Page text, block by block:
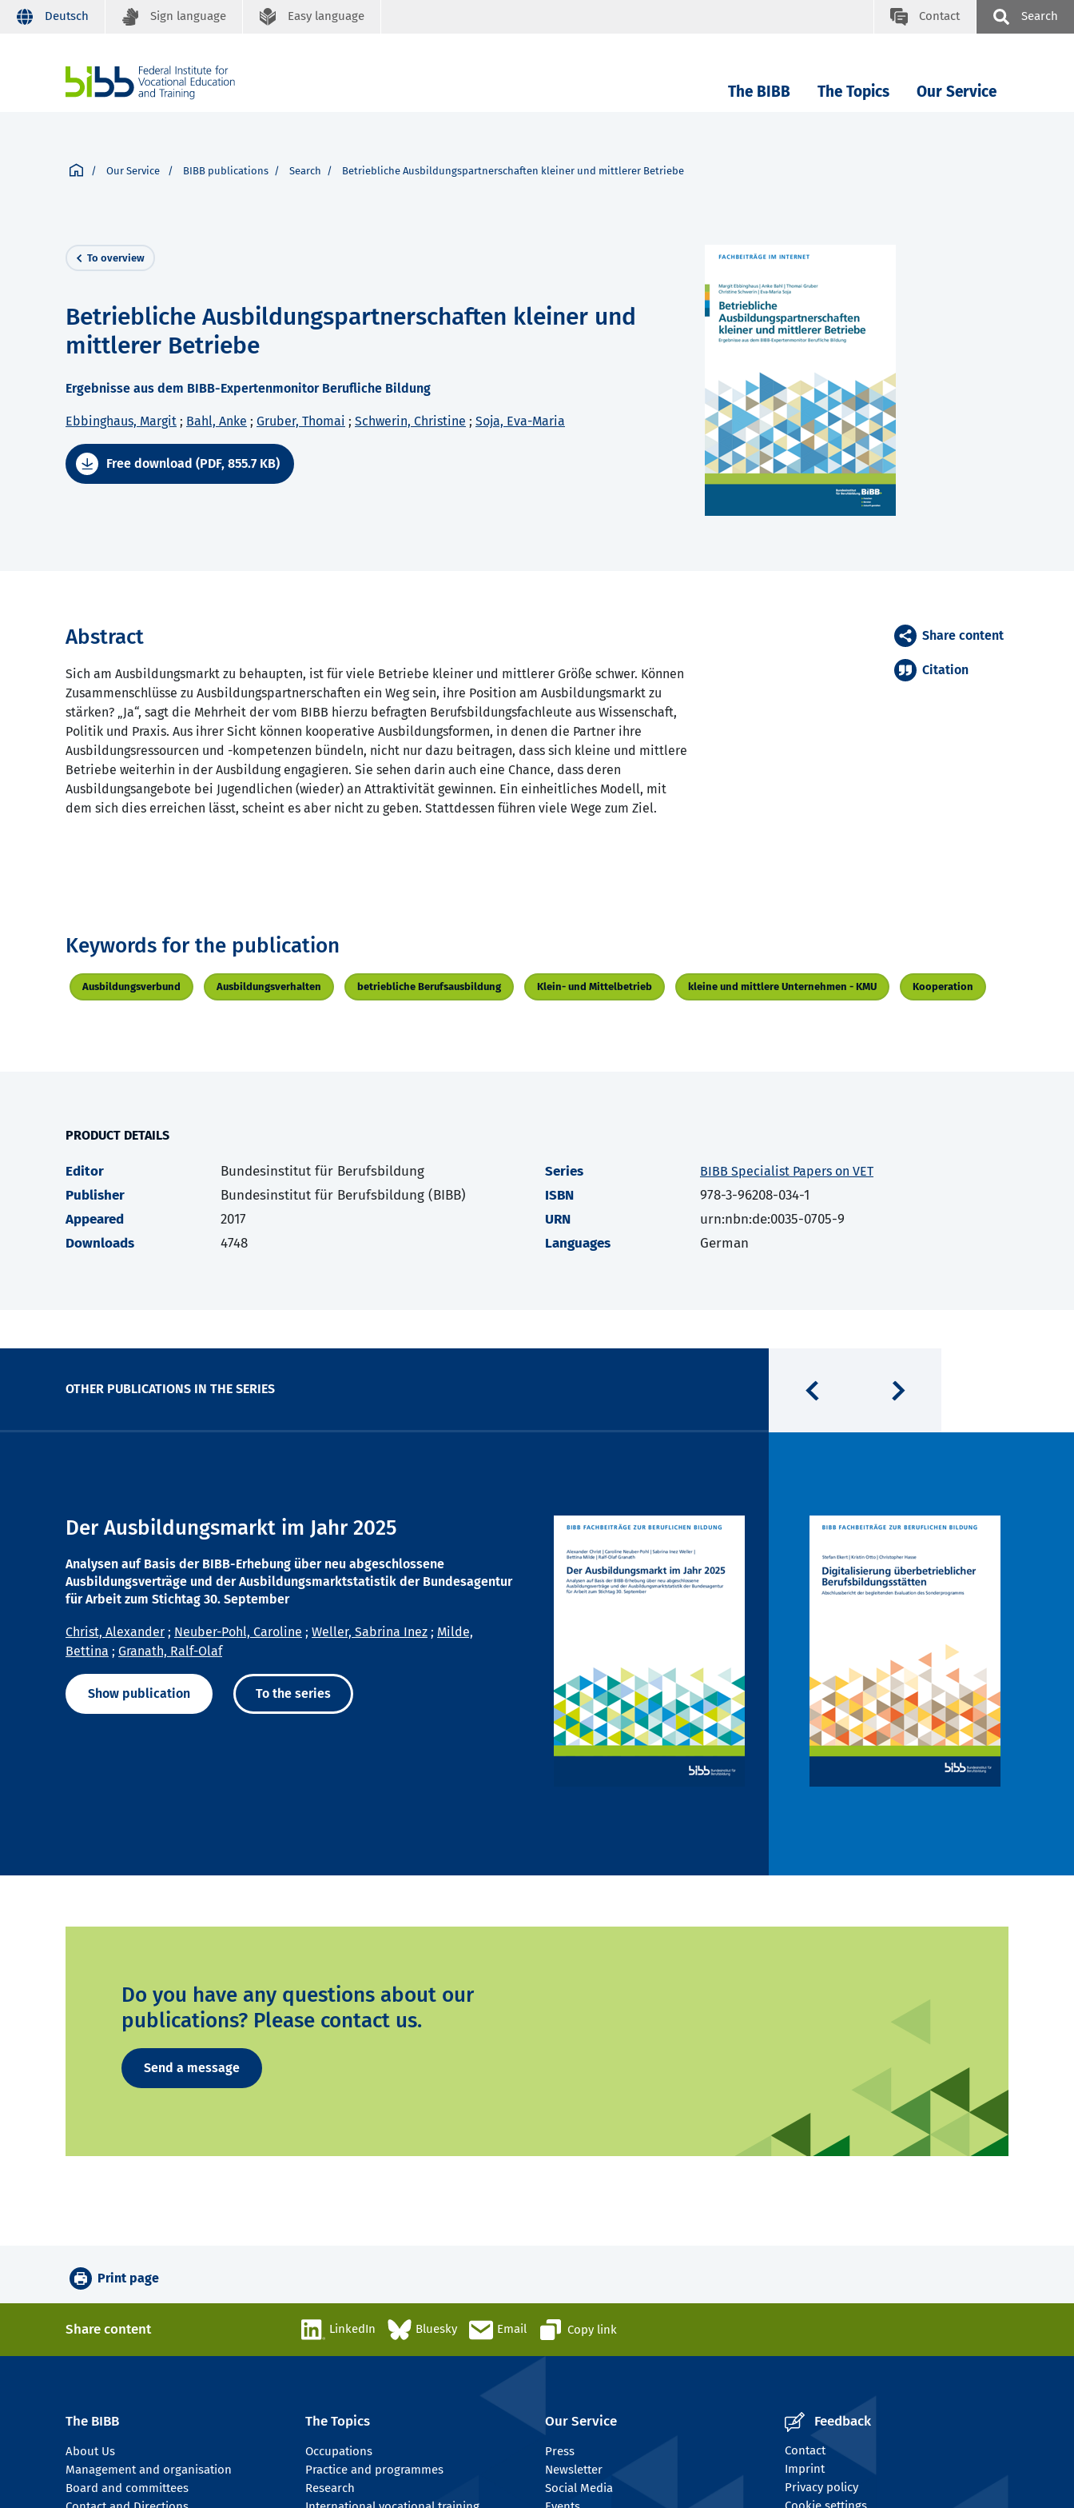
Deutsch Sign language Easy language Contact Search
The BIBB The Topics Our Service
Our Service BIBB publications Search Betriebliche Ausbildungspartnerschaften kleiner und mittlerer Betriebe
To overview
Betriebliche Ausbildungspartnerschaften kleiner und
mittlerer Betriebe
Ergebnisse aus dem BIBB-Expertenmonitor Berufliche Bildung
Ebbinghaus, Margit ; Bahl, Anke ; Gruber, Thomai ; Schwerin, Christine ; Soja, Eva-Maria
Free download (PDF, 855.7 KB)
Abstract
Sich am Ausbildungsmarkt zu behaupten, ist für viele Betriebe kleiner und mittlerer Größe schwer. Können
Zusammenschlüsse zu Ausbildungspartnerschaften ein Weg sein, ihre Position am Ausbildungsmarkt zu
stärken? „Ja“, sagt die Mehrheit der vom BIBB hierzu befragten Berufsbildungsfachleute aus Wissenschaft,
Politik und Praxis. Aus ihrer Sicht können kooperative Ausbildungsformen, in denen die Partner ihre
Ausbildungsressourcen und -kompetenzen bündeln, nicht nur dazu beitragen, dass sich kleine und mittlere
Betriebe weiterhin in der Ausbildung engagieren. Sie sehen darin auch eine Chance, dass deren
Ausbildungsangebote bei Jugendlichen (wieder) an Attraktivität gewinnen. Ein einheitliches Modell, mit
dem sich dies erreichen lässt, scheint es aber nicht zu geben. Stattdessen führen viele Wege zum Ziel.
Share content
Citation
Keywords for the publication
Ausbildungsverbund Ausbildungsverhalten betriebliche Berufsausbildung Klein- und Mittelbetrieb kleine und mittlere Unternehmen - KMU Kooperation
PRODUCT DETAILS
Editor
Bundesinstitut für Berufsbildung
Publisher
Bundesinstitut für Berufsbildung (BIBB)
Appeared
2017
Downloads
4748
Series BIBB Specialist Papers on VET
ISBN
978-3-96208-034-1
URN
urn:nbn:de:0035-0705-9
Languages
German
OTHER PUBLICATIONS IN THE SERIES
Der Ausbildungsmarkt im Jahr 2025
Analysen auf Basis der BIBB-Erhebung über neu abgeschlossene
Ausbildungsverträge und der Ausbildungsmarktstatistik der Bundesagentur
für Arbeit zum Stichtag 30. September
Christ, Alexander ; Neuber-Pohl, Caroline ; Weller, Sabrina Inez ; Milde,
Bettina ; Granath, Ralf-Olaf
Show publication To the series
Do you have any questions about our
publications? Please contact us.
Send a message
Print page
Share content LinkedIn Bluesky Email Copy link
The BIBB
About Us
Management and organisation
Board and committees
The Topics
Occupations
Practice and programmes
Research
Our Service
Press
Newsletter
Social Media
Feedback
Contact
Imprint
Privacy policy